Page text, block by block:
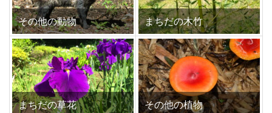
その他の動物 まちだの木竹
まちだの草花 その他の植物